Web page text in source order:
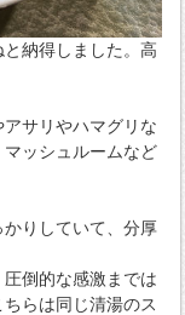
納得しました。高
サリやハマグリな
ッシュルームなど
りしていて、分厚
倒的な感激までは
らは同じ清湯のス